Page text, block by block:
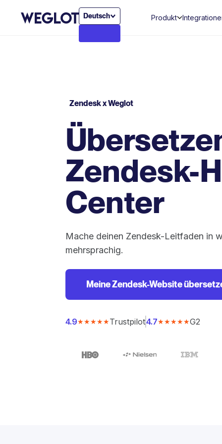
Deutsch Produkt
Zendesk x Weglot
Zendesk-
Center
Mache deinen Zendesk-Leitfaden in
mehrsprachig.
Meine Zendesk-Website
4.9★★★★★Trustpilot4.7★★★★★G2